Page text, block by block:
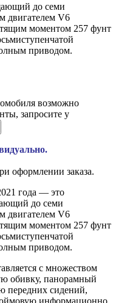
до семи
двигателем V6
моментом 257 фунт
приводом.
возможно
запросите у
оформлении заказа.
года — это
до семи
двигателем V6
моментом 257 фунт
приводом.
с множеством
обивку, панорамный
передних сидений,
информационно